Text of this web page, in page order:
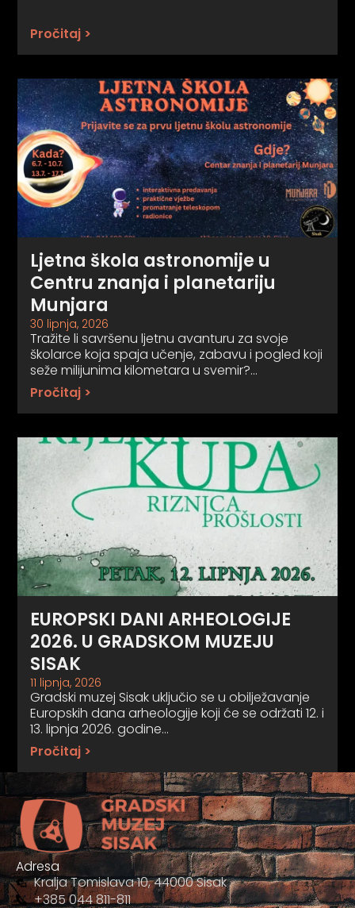
Pročitaj >
Ljetna škola astronomije u
Centru znanja i planetariju
Munjara
30 lipnja, 2026
Tražite li savršenu ljetnu avanturu za svoje
školarce koja spaja učenje, zabavu i pogled koji
seže milijunima kilometara u svemir?…
Pročitaj >
EUROPSKI DANI ARHEOLOGIJE
2026. U GRADSKOM MUZEJU
SISAK
11 lipnja, 2026
Gradski muzej Sisak uključio se u obilježavanje
Europskih dana arheologije koji će se održati 12. i
13. lipnja 2026. godine…
Pročitaj >
Adresa
Kralja Tomislava 10, 44000 Sisak
+385 044 811-811